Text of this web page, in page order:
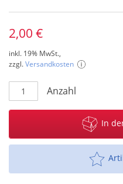
2,00 €
inkl. 19% MwSt.,
zzgl.Versandkosten
Anzahl
In